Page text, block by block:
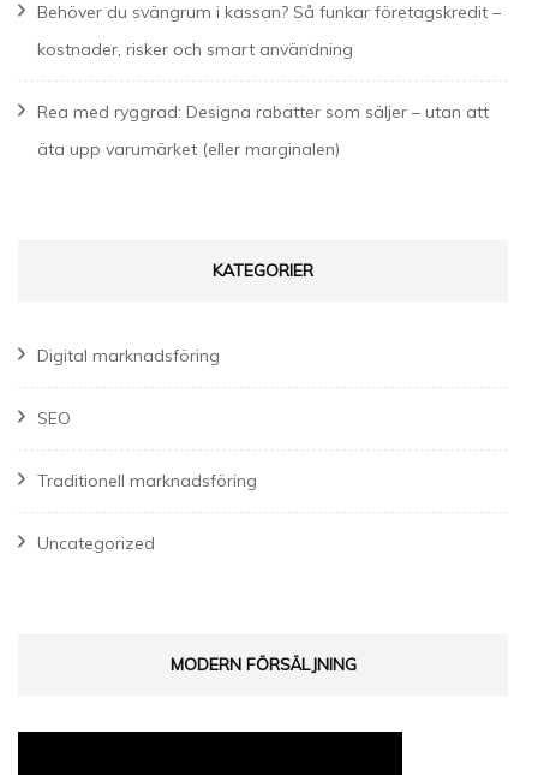
Behöver du svängrum i kassan? Så funkar företagskredit –
kostnader, risker och smart användning
Rea med ryggrad: Designa rabatter som säljer – utan att
äta upp varumärket (eller marginalen)
KATEGORIER
Digital marknadsföring
SEO
Traditionell marknadsföring
Uncategorized
MODERN FÖRSÄLJNING